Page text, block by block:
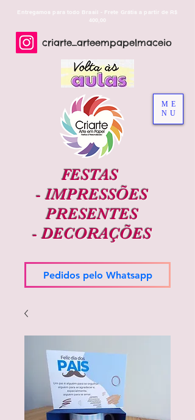
FESTAS
-IMPRESSÕES
PRESENTES
-DECORAÇÕES
Pedidos pelo Whatsapp
ME
NU
Entregamos para todo Brasil - Frete Grátis a partir de R$
400,00
criarte_arteempapelmaceio